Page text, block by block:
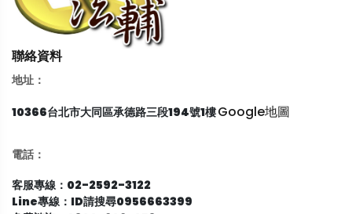
聯絡資料
地址：
10366台北市大同區承德路三段194號1樓Google地圖
電話：
客服專線：02-2592-3122
Line專線：ID請搜尋0956663399